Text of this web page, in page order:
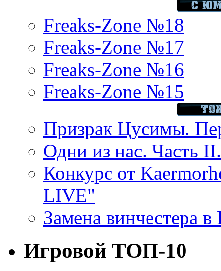
Freaks-Zone №18
Freaks-Zone №17
Freaks-Zone №16
Freaks-Zone №15
Призрак Цусимы.
Одни из нас. Часть
Конкурс от
LIVE"
Замена винчестера
Игровой ТОП-10